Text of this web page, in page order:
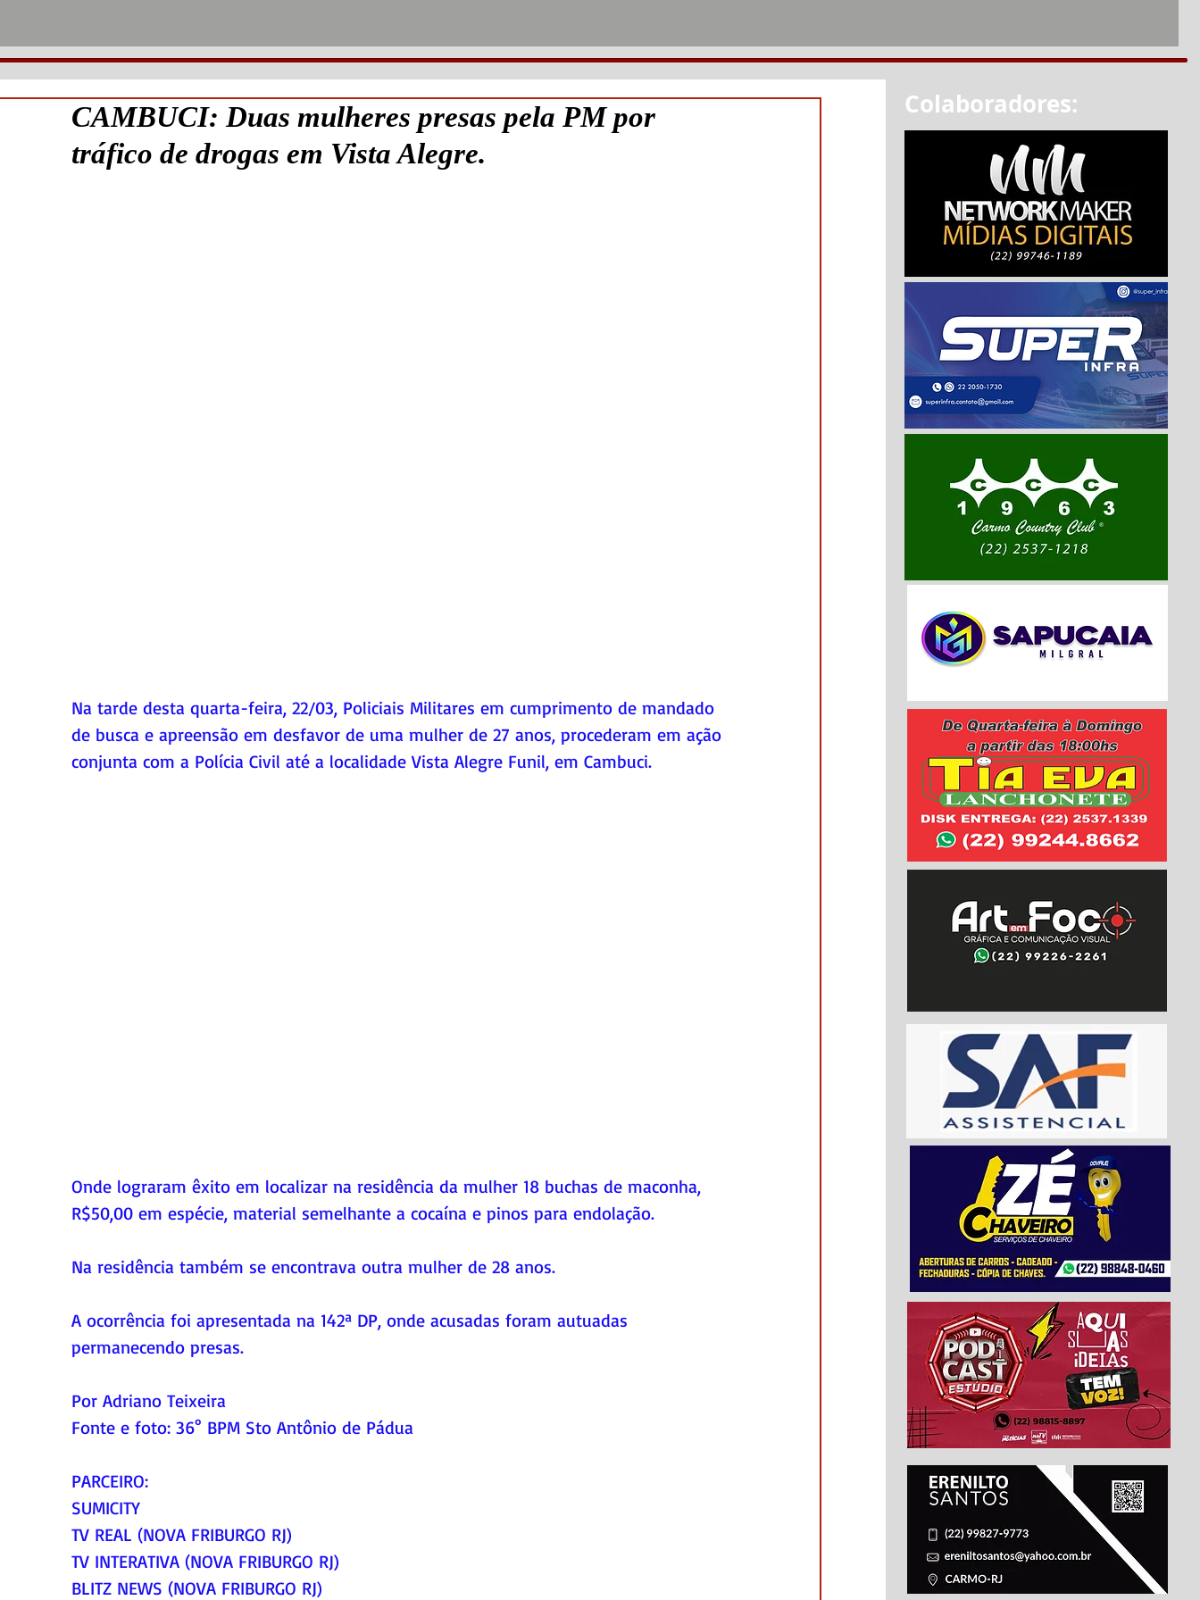
CAMBUCI: Duas mulheres presas pela PM por
tráfico de drogas em Vista Alegre.
Na tarde desta quarta-feira, 22/03, Policiais Militares em cumprimento de mandado
de busca e apreensão em desfavor de uma mulher de 27 anos, procederam em ação
conjunta com a Polícia Civil até a localidade Vista Alegre Funil, em Cambuci.
Onde lograram êxito em localizar na residência da mulher 18 buchas de maconha,
R$50,00 em espécie, material semelhante a cocaína e pinos para endolação.
Na residência também se encontrava outra mulher de 28 anos.
A ocorrência foi apresentada na 142ª DP, onde acusadas foram autuadas
permanecendo presas.
Por Adriano Teixeira
Fonte e foto: 36° BPM Sto Antônio de Pádua
PARCEIRO:
SUMICITY
TV REAL (NOVA FRIBURGO RJ)
TV INTERATIVA (NOVA FRIBURGO RJ)
BLITZ NEWS (NOVA FRIBURGO RJ)
Colaboradores: